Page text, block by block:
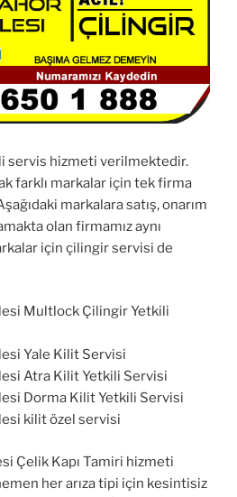
servis hizmeti verilmektedir.
farklı markalar için tek firma
markalara satış, onarım
olan firmamız aynı
için çilingir servisi de
Multlock Çilingir Yetkili
Yale Kilit Servisi
Atra Kilit Yetkili Servisi
Dorma Kilit Yetkili Servisi
kilit özel servisi
Çelik Kapı Tamiri hizmeti
her arıza tipi için kesintisiz